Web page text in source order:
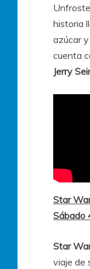
historia
azúcar
cuenta
Jerry
Star
Sábado
Star
viaje de